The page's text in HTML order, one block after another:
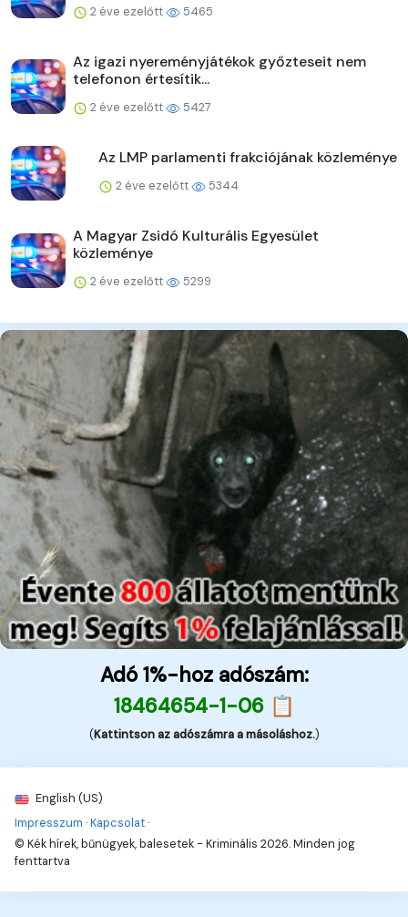
2 éve ezelőtt 5465
Az igazi nyereményjátékok győzteseit nem
telefonon értesítik...
2 éve ezelőtt 5427
Az LMP parlamenti frakciójának közleménye
2 éve ezelőtt 5344
A Magyar Zsidó Kulturális Egyesület
közleménye
2 éve ezelőtt 5299
Adó 1%-hoz adószám:
18464654-1-06 📋
(Kattintson az adószámra a másoláshoz.)
English (US)
Impresszum ·Kapcsolat ·
© Kék hírek, bűnügyek, balesetek - Kriminális 2026. Minden jog
fenttartva